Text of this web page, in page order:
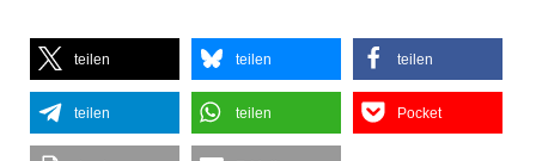
teilen teilen teilen
teilen teilen Pocket